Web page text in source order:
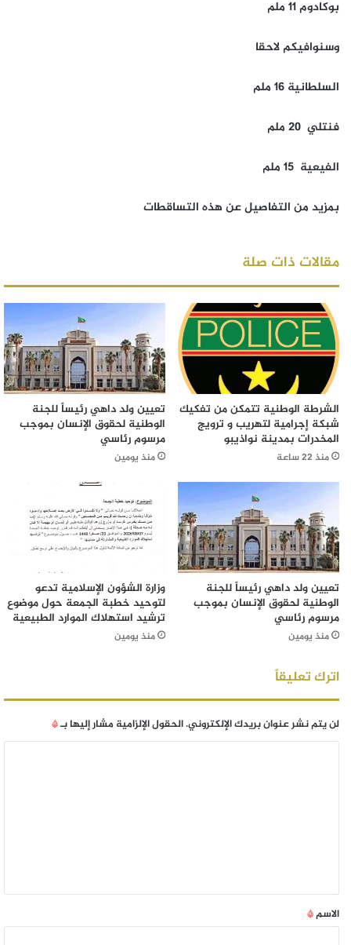
بوكادوم 11 ملم
وسنوافيكم لاحقا
السلطانية 16 ملم
فنتلي 20 ملم
الفيعية 15 ملم
بمزيد من التفاصيل عن هذه التساقطات
مقالات ذات صلة
الشرطة الوطنية تتمكن من تفكيك
شبكة إجرامية لتهريب و ترويج
المخدرات بمدينة نواذيبو
منذ 22 ساعة
تعيين ولد داهي رئيساً للجنة
الوطنية لحقوق الإنسان بموجب
مرسوم رئاسي
منذ يومين
تعيين ولد داهي رئيساً للجنة
الوطنية لحقوق الإنسان بموجب
مرسوم رئاسي
منذ يومين
وزارة الشؤون الإسلامية تدعو
لتوحيد خطبة الجمعة حول موضوع
ترشيد استهلاك الموارد الطبيعية
منذ يومين
اترك تعليقاً
لن يتم نشر عنوان بريدك الإلكتروني.الحقول الإلزامية مشار إليها بـ*
الاسم*